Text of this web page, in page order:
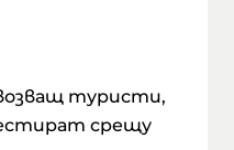
туристи,
срещу